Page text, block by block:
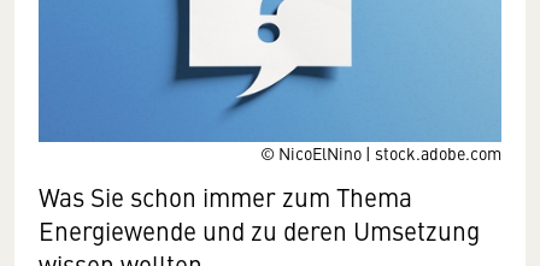
© NicoElNino | stock.adobe.com
Was Sie schon immer zum Thema
Energiewende und zu deren Umsetzung